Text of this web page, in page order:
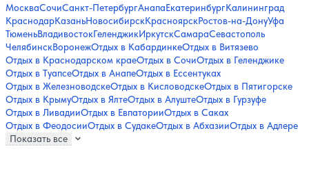
МоскваСочиСанкт-ПетербургАнапаЕкатеринбургКалининград
КраснодарКазаньНовосибирскКрасноярскРостов-на-ДонуУфа
ТюменьВладивостокГеленджикИркутскСамараСевастополь
ЧелябинскВоронежОтдых в КабардинкеОтдых в Витязево
Отдых в Краснодарском краеОтдых в СочиОтдых в Геленджике
Отдых в ТуапсеОтдых в АнапеОтдых в Ессентуках
Отдых в ЖелезноводскеОтдых в КисловодскеОтдых в Пятигорске
Отдых в КрымуОтдых в ЯлтеОтдых в АлуштеОтдых в Гурзуфе
Отдых в ЛивадииОтдых в ЕвпаторииОтдых в Саках
Отдых в ФеодосииОтдых в СудакеОтдых в АбхазииОтдых в Адлере
Показать все